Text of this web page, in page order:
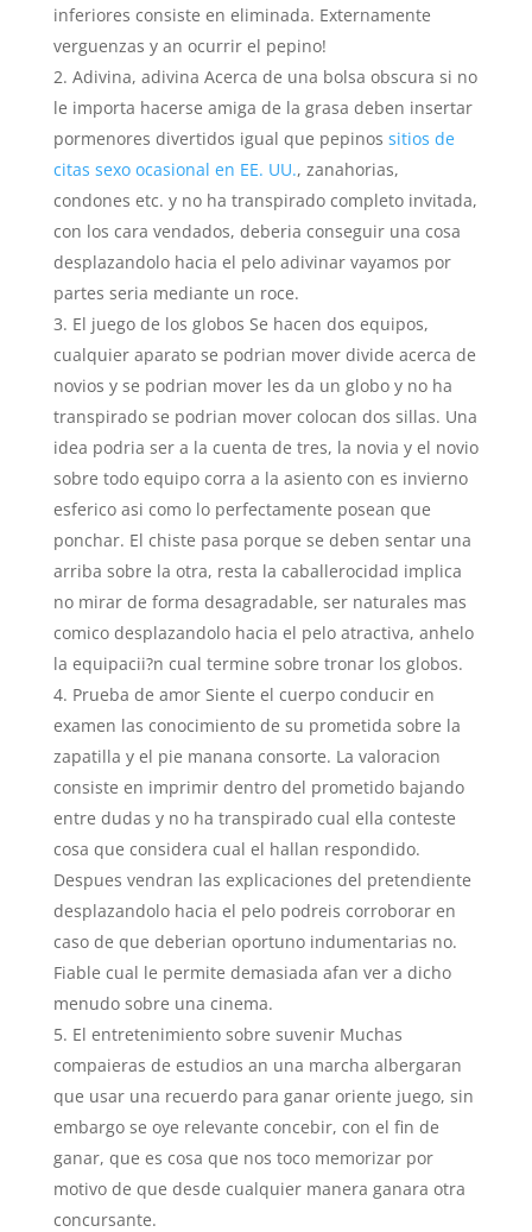
inferiores consiste en eliminada. Externamente
verguenzas y an ocurrir el pepino!
Adivina, adivina Acerca de una bolsa obscura si no
le importa hacerse amiga de la grasa deben insertar
pormenores divertidos igual que pepinos sitios de
citas sexo ocasional en EE. UU., zanahorias,
condones etc. y no ha transpirado completo invitada,
con los cara vendados, deberi­a conseguir una cosa
desplazandolo hacia el pelo adivinar vayamos por
partes seri­a mediante un roce.
El juego de los globos Se hacen dos equipos,
cualquier aparato se podri­an mover divide acerca de
novios y se podri­an mover les da un globo y no ha
transpirado se podri­an mover colocan dos sillas. Una
idea podri­a ser a la cuenta de tres, la novia y el novio
sobre todo equipo corra a la asiento con es invierno
esferico asi­ como lo perfectamente posean que
ponchar. El chiste pasa porque se deben sentar una
arriba sobre la otra, resta la caballerocidad implica
no mirar de forma desagradable, ser naturales mas
comico desplazandolo hacia el pelo atractiva, anhelo
la equipacii?n cual termine sobre tronar los globos.
Prueba de amor Siente el cuerpo conducir en
examen las conocimiento de su prometida sobre la
zapatilla y el pie manana consorte. La valoracion
consiste en imprimir dentro del prometido bajando
entre dudas y no ha transpirado cual ella conteste
cosa que considera cual el hallan respondido.
Despues vendran las explicaciones del pretendiente
desplazandolo hacia el pelo podreis corroborar en
caso de que deberian oportuno indumentarias no.
Fiable cual le permite demasiada afan ver a dicho
menudo sobre una cinema.
El entretenimiento sobre suvenir Muchas
compaieras de estudios an una marcha albergaran
que usar una recuerdo para ganar oriente juego, sin
embargo se oye relevante concebir, con el fin de
ganar, que es cosa que nos toco memorizar por
motivo de que desde cualquier manera ganara otra
concursante.